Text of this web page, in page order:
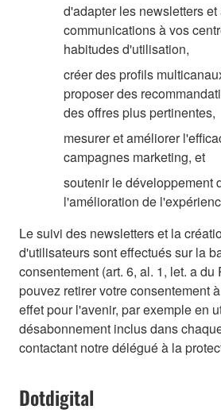
d'adapter les newsletters et
communications à vos
habitudes d'utilisation,
créer des profils
proposer des
des offres plus pertinentes,
mesurer et améliorer
campagnes marketing, et
soutenir le développement
l'amélioration de
Le suivi des newsletters et la
d'utilisateurs sont effectués sur la
consentement (art. 6, al. 1, let. a du
pouvez retirer votre consentement
effet pour l'avenir, par exemple en
désabonnement inclus dans
contactant notre délégué à la
Dotdigital